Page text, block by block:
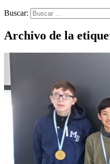
Buscar:
Archivo de la